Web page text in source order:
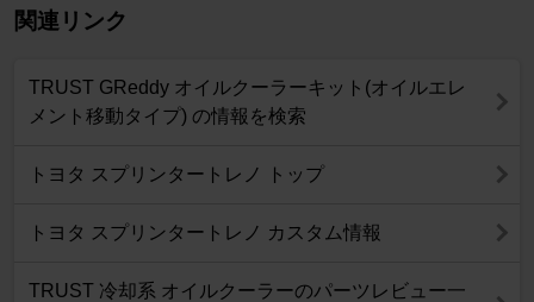
関連リンク
TRUST GReddy オイルクーラーキット(オイルエレ
メント移動タイプ) の情報を検索
トヨタ スプリンタートレノ トップ
トヨタ スプリンタートレノ カスタム情報
TRUST 冷却系 オイルクーラーのパーツレビュー一